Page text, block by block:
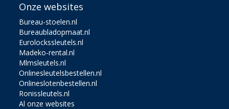
Onze websites
Bureau-stoelen.nl
Bureaubladopmaat.nl
Eurolockssleutels.nl
Madeko-rental.nl
Mlmsleutels.nl
Onlinesleutelsbestellen.nl
Onlineslotenbestellen.nl
Ronissleutels.nl
Al onze websites